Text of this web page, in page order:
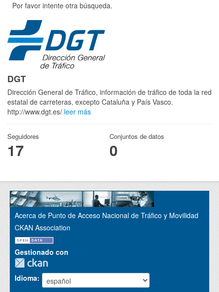
Por favor intente otra búsqueda.
DGT
Dirección General de Tráfico, información de tráfico de toda la red
estatal de carreteras, excepto Cataluña y País Vasco.
http://www.dgt.es/ leer más
Seguidores
17
Conjuntos de datos
0
Acerca de Punto de Acceso Nacional de Tráfico y Movilidad
CKAN Association
Gestionado con
Idioma